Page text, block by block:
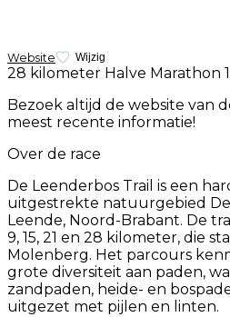
Website Wijzig
28 kilometer Halve Marathon
Bezoek altijd de website van
meest recente informatie!
Over de race
De Leenderbos Trail is een
uitgestrekte natuurgebied
Leende, Noord-Brabant. De
9, 15, 21 en 28 kilometer, die
Molenberg. Het parcours
grote diversiteit aan paden,
zandpaden, heide- en
uitgezet met pijlen en linten.